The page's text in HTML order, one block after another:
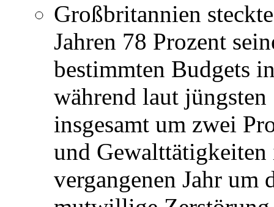
Großbritannien
Jahren 78 Prozent
bestimmten Budgets
während laut
insgesamt um zwei
und
vergangenen Jahr um